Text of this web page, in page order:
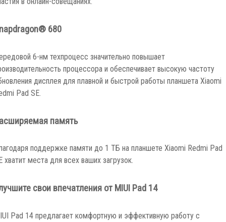
в онлайн-совещаниях.
680
6-нм техпроцесс значительно повышает
процессора и обеспечивает высокую частоту
дисплея для плавной и быстрой работы планшета Xiaomi
Pad SE.
память
поддержке памяти до 1 ТБ на планшете Xiaomi Redmi Pad
хватит места для всех ваших загрузок.
свои впечатления от MIUI Pad 14
Pad 14 предлагает комфортную и эффективную работу с